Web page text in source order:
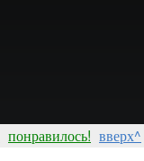
понравилось! вверх^